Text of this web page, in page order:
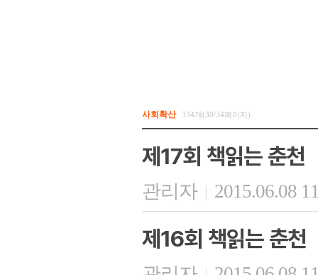
사회확산 334개(30/34페이지)
제17회 책읽는 춘천
관리자 | 2015.06.08
제16회 책읽는 춘천